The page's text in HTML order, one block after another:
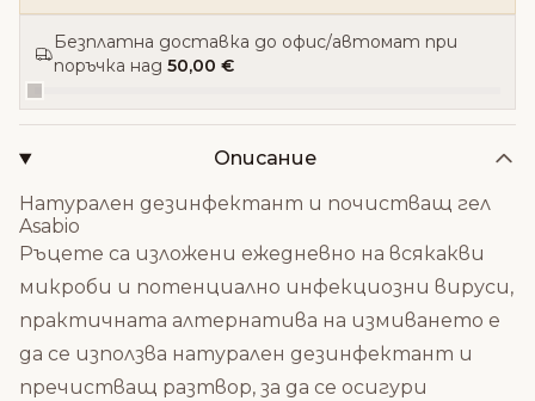
Безплатна доставка до офис/автомат при
поръчка над 50,00 €
Описание
Натурален дезинфектант и почистващ гел
Asabio
Ръцете са изложени ежедневно на всякакви
микроби и потенциално инфекциозни вируси,
практичната алтернатива на измиването е
да се използва натурален дезинфектант и
пречистващ разтвор, за да се осигури